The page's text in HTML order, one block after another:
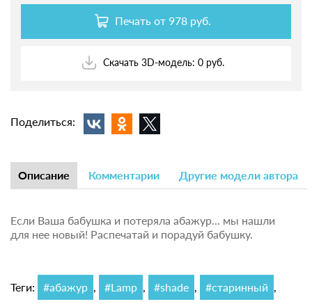
Печать от 978 руб.
Скачать 3D-модель: 0 руб.
Поделиться:
Описание Комментарии Другие модели автора
Если Ваша бабушка и потеряла абажур... мы нашли
для нее новый! Распечатай и порадуй бабушку.
Теги: #абажур , #Lamp , #shade , #старинный ,